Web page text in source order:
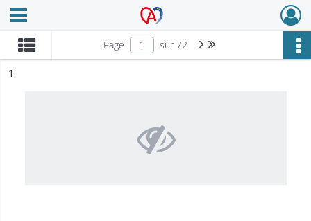
Archives Alsace - Colmar
Ouvrir le menu déroulant
Page sur 72 Page suivante : 1/72
n°
1